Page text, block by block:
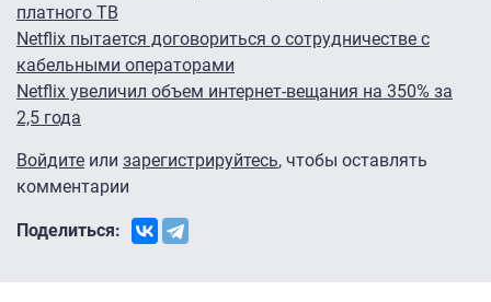
платного ТВ
Netflix пытается договориться о сотрудничестве с
кабельными операторами
Netflix увеличил объем интернет-вещания на 350% за
2,5 года
Войдите или зарегистрируйтесь, чтобы оставлять
комментарии
Поделиться: